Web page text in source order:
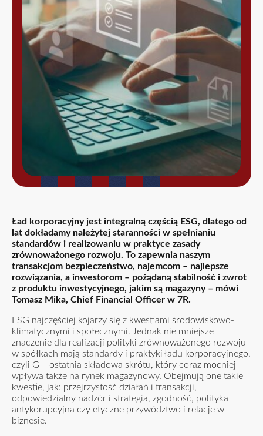
Ład korporacyjny jest integralną częścią ESG, dlatego od
lat dokładamy należytej staranności w spełnianiu
standardów i realizowaniu w praktyce zasady
zrównoważonego rozwoju. To zapewnia naszym
transakcjom bezpieczeństwo, najemcom – najlepsze
rozwiązania, a inwestorom – pożądaną stabilność i zwrot
z produktu inwestycyjnego, jakim są magazyny – mówi
Tomasz Mika, Chief Financial Officer w 7R.
ESG najczęściej kojarzy się z kwestiami środowiskowo-
klimatycznymi i społecznymi. Jednak nie mniejsze
znaczenie dla realizacji polityki zrównoważonego rozwoju
w spółkach mają standardy i praktyki ładu korporacyjnego,
czyli G – ostatnia składowa skrótu, który coraz mocniej
wpływa także na rynek magazynowy. Obejmują one takie
kwestie, jak: przejrzystość działań i transakcji,
odpowiedzialny nadzór i strategia, zgodność, polityka
antykorupcyjna czy etyczne przywództwo i relacje w
biznesie.